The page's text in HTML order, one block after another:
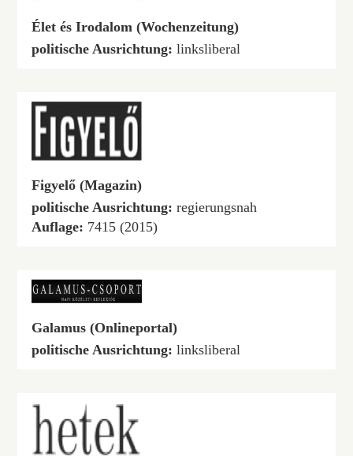
Élet és Irodalom (Wochenzeitung)
politische Ausrichtung: linksliberal
Figyelő (Magazin)
politische Ausrichtung: regierungsnah
Auflage: 7415 (2015)
Galamus (Onlineportal)
politische Ausrichtung: linksliberal